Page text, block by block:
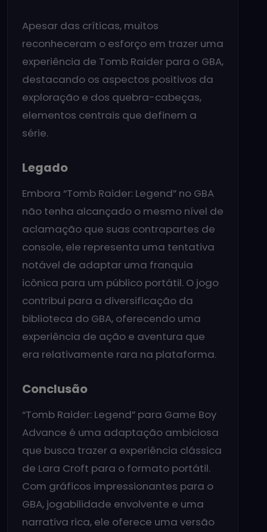
Apesar das críticas, muitos
reconheceram o esforço em trazer uma
experiência de Tomb Raider para o GBA,
destacando os aspectos positivos da
exploração e dos quebra-cabeças,
elementos centrais que definem a
série.
Legado
Embora “Tomb Raider: Legend” no GBA
não tenha alcançado o mesmo nível de
aclamação que suas contrapartes de
console, ele representa uma tentativa
notável de adaptar uma franquia
icônica para um público portátil. O jogo
contribui para a diversificação da
biblioteca do GBA, oferecendo uma
experiência de ação e aventura que
era relativamente rara na plataforma.
Conclusão
“Tomb Raider: Legend” para Game Boy
Advance é uma adaptação ambiciosa
que busca trazer a experiência clássica
de Lara Croft para o formato portátil.
Com gráficos impressionantes para o
GBA, jogabilidade envolvente e uma
narrativa rica, ele oferece uma versão